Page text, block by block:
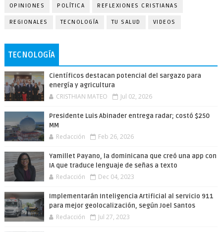
OPINIONES POLÍTICA REFLEXIONES CRISTIANAS
REGIONALES TECNOLOGÍA TU SALUD VIDEOS
TECNOLOGÍA
Científicos destacan potencial del sargazo para
energía y agricultura
CRISTHIAN MATEO Jul 02, 2026
Presidente Luis Abinader entrega radar; costó $250
MM
Redacción Feb 26, 2026
Yamillet Payano, la dominicana que creó una app con
IA que traduce lenguaje de señas a texto
Redacción Dec 04, 2023
Implementarán Inteligencia Artificial al servicio 911
para mejor geolocalización, según Joel Santos
Redacción Jul 27, 2023